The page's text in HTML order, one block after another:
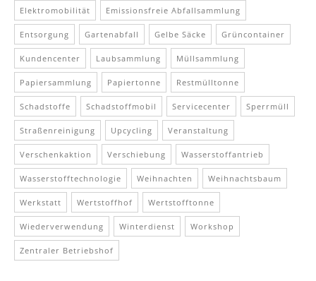
Elektromobilität Emissionsfreie Abfallsammlung
Entsorgung Gartenabfall Gelbe Säcke Grüncontainer
Kundencenter Laubsammlung Müllsammlung
Papiersammlung Papiertonne Restmülltonne
Schadstoffe Schadstoffmobil Servicecenter Sperrmüll
Straßenreinigung Upcycling Veranstaltung
Verschenkaktion Verschiebung Wasserstoffantrieb
Wasserstofftechnologie Weihnachten Weihnachtsbaum
Werkstatt Wertstoffhof Wertstofftonne
Wiederverwendung Winterdienst Workshop
Zentraler Betriebshof